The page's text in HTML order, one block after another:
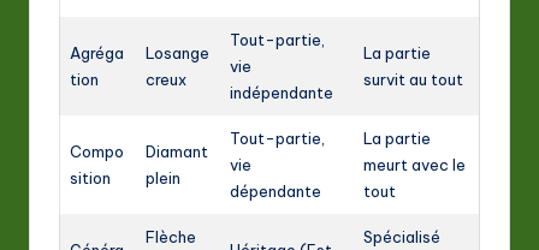
Agréga
tion
Losange
creux
Tout-partie,
vie
indépendante
La partie
survit au tout
Compo
sition
Diamant
plein
Tout-partie,
vie
dépendante
La partie
meurt avec le
tout
Flèche
Spécialisé